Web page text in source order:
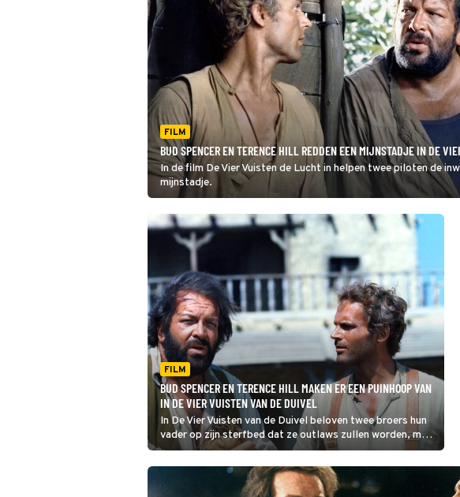
FILM
BUD SPENCER EN TERENCE HILL REDDEN EEN MIJNSTADJE IN DE
In de film De Vier Vuisten de Lucht in helpen twee piloten de
mijnstadje.
FILM
BUD SPENCER EN TERENCE HILL MAKEN ER EEN PUINHOOP VAN
IN DE VIER VUISTEN VAN DE DUIVEL
In De Vier Vuisten van de Duivel beloven twee broers hun
vader op zijn sterfbed dat ze outlaws zullen worden, maar
dat blijkt nog helemaal niet zo eenvoudig.